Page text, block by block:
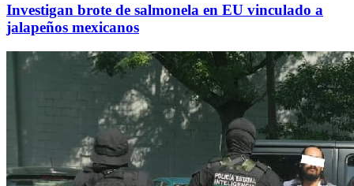
Investigan brote de salmonela en EU vinculado a
jalapeños mexicanos